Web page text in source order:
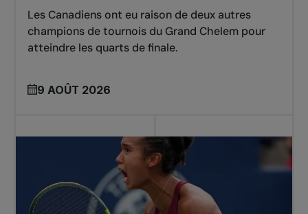
Les Canadiens ont eu raison de deux autres
champions de tournois du Grand Chelem pour
atteindre les quarts de finale.
9 AOÛT 2026